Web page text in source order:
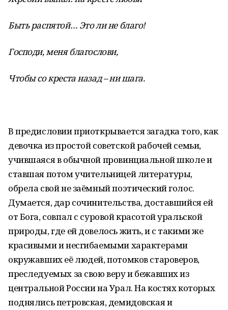
Быть распятой… Это ли не благо!
Господи, меня благослови,
Чтобы со креста назад – ни шага.
В предисловии приоткрывается загадка того, как
девочка из простой советской рабочей семьи,
учившаяся в обычной провинциальной школе и
ставшая потом учительницей литературы,
обрела свой не заёмный поэтический голос.
Думается, дар сочинительства, доставшийся ей
от Бога, совпал с суровой красотой уральской
природы, где ей довелось жить, и с такими же
красивыми и несгибаемыми характерами
окружавших её людей, потомков староверов,
преследуемых за свою веру и бежавших из
центральной России на Урал. На костях которых
поднялись петровская, демидовская и